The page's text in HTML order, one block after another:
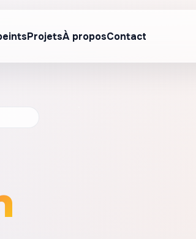
ProjetsÀ proposContact